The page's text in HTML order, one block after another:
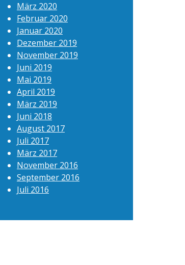
März 2020
Februar 2020
Januar 2020
Dezember 2019
November 2019
Juni 2019
Mai 2019
April 2019
März 2019
Juni 2018
August 2017
Juli 2017
März 2017
November 2016
September 2016
Juli 2016